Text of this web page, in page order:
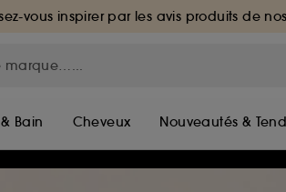
vous inspirer par les avis produits de
Bain Cheveux Nouveautés &